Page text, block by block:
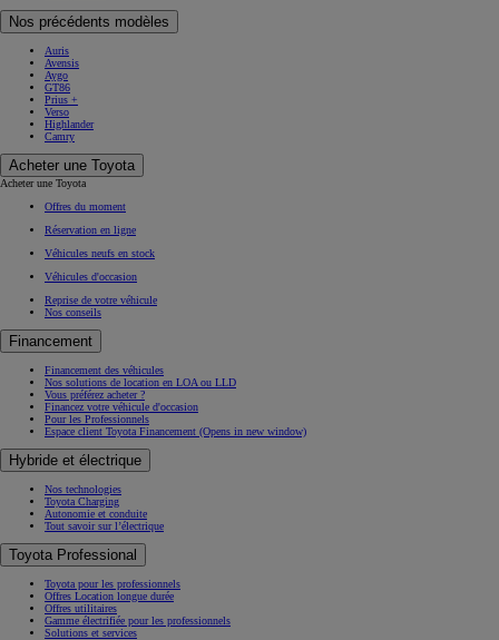
Nos précédents modèles
Auris
Avensis
Aygo
GT86
Prius +
Verso
Highlander
Camry
Acheter une Toyota
Acheter une Toyota
Offres du moment
Réservation en ligne
Véhicules neufs en stock
Véhicules d'occasion
Reprise de votre véhicule
Nos conseils
Financement
Financement des véhicules
Nos solutions de location en LOA ou LLD
Vous préférez acheter ?
Financez votre véhicule d'occasion
Pour les Professionnels
Espace client Toyota Financement (Opens in new window)
Hybride et électrique
Nos technologies
Toyota Charging
Autonomie et conduite
Tout savoir sur l’électrique
Toyota Professional
Toyota pour les professionnels
Offres Location longue durée
Offres utilitaires
Gamme électrifiée pour les professionnels
Solutions et services